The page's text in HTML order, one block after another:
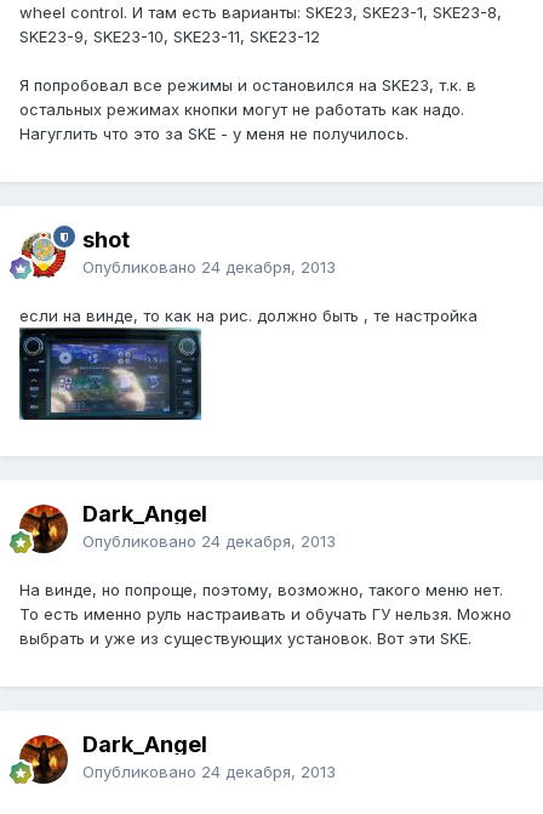
wheel control. И там есть варианты: SKE23, SKE23-1, SKE23-8,
SKE23-9, SKE23-10, SKE23-11, SKE23-12
Я попробовал все режимы и остановился на SKE23, т.к. в
остальных режимах кнопки могут не работать как надо.
Нагуглить что это за SKE - у меня не получилось.
shot
Опубликовано 24 декабря, 2013
если на винде, то как на рис. должно быть , те настройка
Dark_Angel
Опубликовано 24 декабря, 2013
На винде, но попроще, поэтому, возможно, такого меню нет.
То есть именно руль настраивать и обучать ГУ нельзя. Можно
выбрать и уже из существующих установок. Вот эти SKE.
Dark_Angel
Опубликовано 24 декабря, 2013